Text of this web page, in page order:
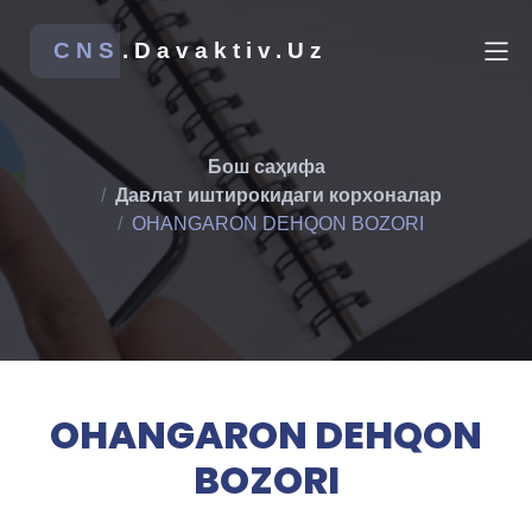
CNS .Davaktiv.Uz
Бош саҳифа
Давлат иштирокидаги корхоналар
OHANGARON DEHQON BOZORI
OHANGARON DEHQON
BOZORI